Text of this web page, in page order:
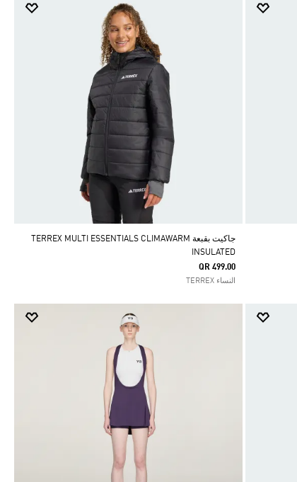
جاكيت بقبعة TERREX MULTI ESSENTIALS CLIMAWARM
INSULATED
QR 499.00
النساء TERREX